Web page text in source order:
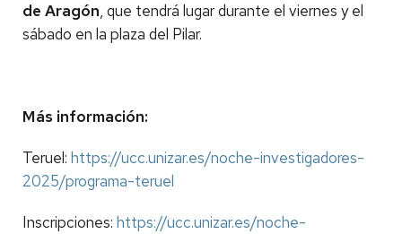
de Aragón, que tendrá lugar durante el viernes y el
sábado en la plaza del Pilar.
Más información:
Teruel: https://ucc.unizar.es/noche-investigadores-
2025/programa-teruel
Inscripciones: https://ucc.unizar.es/noche-